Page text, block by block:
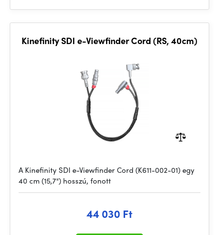
Kinefinity SDI e-Viewfinder Cord (RS, 40cm)
A Kinefinity SDI e-Viewfinder Cord (K611-002-01) egy
40 cm (15,7") hosszú, fonott
44 030 Ft